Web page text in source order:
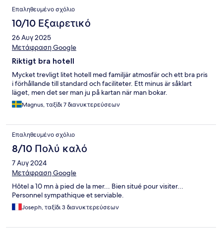
Επαληθευμένο σχόλιο
10/10 Εξαιρετικό
26 Αυγ 2025
Μετάφραση Google
Riktigt bra hotell
Mycket trevligt litet hotell med familjär atmosfär och ett bra pris
i förhållande till standard och faciliteter. Ett minus är såklart
läget, men det ser man ju på kartan när man bokar.
Magnus, ταξίδι 7 διανυκτερεύσεων
Επαληθευμένο σχόλιο
8/10 Πολύ καλό
7 Αυγ 2024
Μετάφραση Google
Hôtel a 10 mn à pied de la mer... Bien situé pour visiter...
Personnel sympathique et serviable.
Joseph, ταξίδι 3 διανυκτερεύσεων